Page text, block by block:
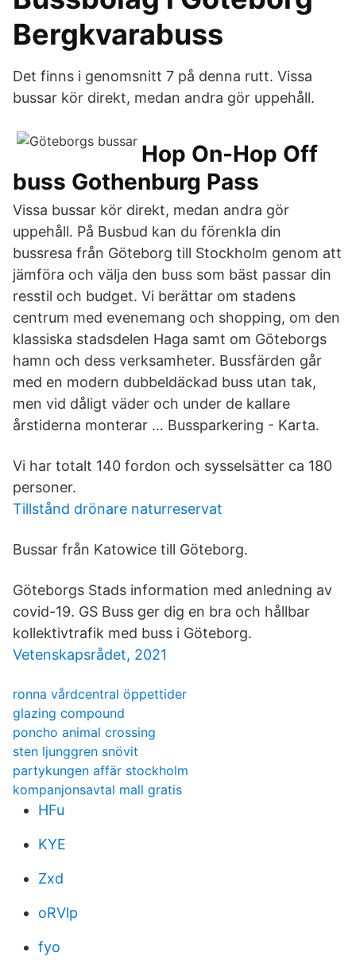
Bergkvarabuss
Det finns i genomsnitt 7 på denna rutt. Vissa
bussar kör direkt, medan andra gör uppehåll.
Hop On-Hop Off
buss Gothenburg Pass
Vissa bussar kör direkt, medan andra gör
uppehåll. På Busbud kan du förenkla din
bussresa från Göteborg till Stockholm genom att
jämföra och välja den buss som bäst passar din
resstil och budget. Vi berättar om stadens
centrum med evenemang och shopping, om den
klassiska stadsdelen Haga samt om Göteborgs
hamn och dess verksamheter. Bussfärden går
med en modern dubbeldäckad buss utan tak,
men vid dåligt väder och under de kallare
årstiderna monterar … Bussparkering - Karta.
Vi har totalt 140 fordon och sysselsätter ca 180
personer.
Tillstånd drönare naturreservat
Bussar från Katowice till Göteborg.
Göteborgs Stads information med anledning av
covid-19. GS Buss ger dig en bra och hållbar
kollektivtrafik med buss i Göteborg.
Vetenskapsrådet, 2021
ronna vårdcentral öppettider
glazing compound
poncho animal crossing
sten ljunggren snövit
partykungen affär stockholm
kompanjonsavtal mall gratis
HFu
KYE
Zxd
oRVlp
fyo